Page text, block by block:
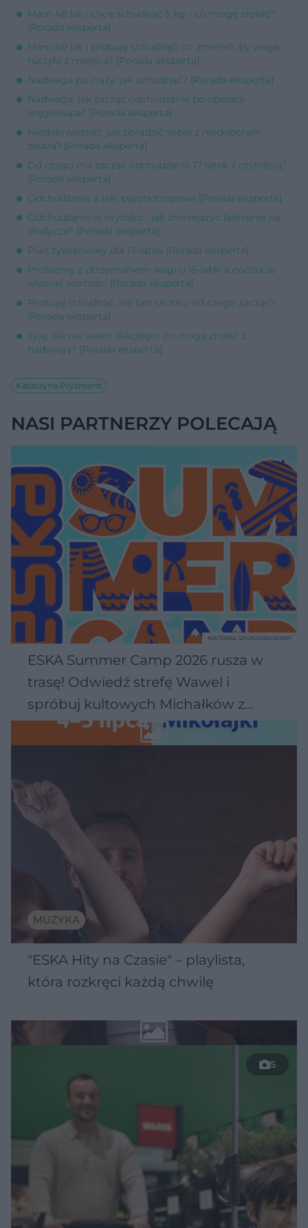
Mam 48 lat i chcę schudnąć 5 kg - co mogę zrobić?
[Porada eksperta]
Mam 60 lat i próbuję schudnąć: co zmienić, by waga
ruszyła z miejsca? [Porada eksperta]
Nadwaga po ciąży: jak schudnąć? [Porada eksperta]
Nadwaga: jak zacząć odchudzanie po operacji
kręgosłupa? [Porada eksperta]
Niedokrwistość: jak poradzić sobie z niedoborem
żelaza? [Porada eksperta]
Od czego ma zacząć odchudzanie 17-latek z otyłością?
[Porada eksperta]
Odchudzanie a leki psychotropowe [Porada eksperta]
Odchudzanie w otyłości - jak zmniejszyć łaknienie na
słodycze? [Porada eksperta]
Plan żywieniowy dla 13-latka [Porada eksperta]
Problemy z utrzymaniem wagi u 15-latki a poczucie
własnej wartości [Porada eksperta]
Próbuję schudnąć, ale bez skutku: od czego zacząć?
[Porada eksperta]
Tyję, ale nie wiem dlaczego: co mogę zrobić z
nadwagą? [Porada eksperta]
Katarzyna Pryzmont
NASI PARTNERZY POLECAJĄ
ESKA Summer Camp 2026 rusza w
trasę! Odwiedź strefę Wawel i
spróbuj kultowych Michałków z
Wawelu
MATERIAŁ SPONSOROWANY
MUZYKA
"ESKA Hity na Czasie" – playlista,
która rozkręci każdą chwilę
5